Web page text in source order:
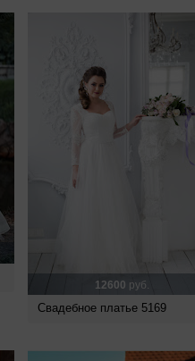
12600 руб.
Свадебное платье 5169